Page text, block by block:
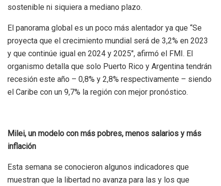
sostenible ni siquiera a mediano plazo.
El panorama global es un poco más alentador ya que “Se
proyecta que el crecimiento mundial será de 3,2% en 2023
y que continúe igual en 2024 y 2025″, afirmó el FMI. El
organismo detalla que solo Puerto Rico y Argentina tendrán
recesión este año – 0,8% y 2,8% respectivamente – siendo
el Caribe con un 9,7% la región con mejor pronóstico.
Milei, un modelo con más pobres, menos salarios y más
inflación
Esta semana se conocieron algunos indicadores que
muestran que la libertad no avanza para las y los que